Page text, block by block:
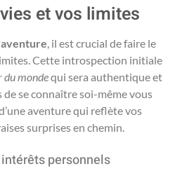
et vos limites
, il est crucial de faire le
Cette introspection initiale
du mondequi sera authentique et
se connaître soi-même vous
aventure qui reflète vos
surprises en chemin.
personnels